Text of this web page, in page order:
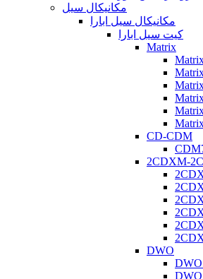
مکانیکال سیل
مکانیکال سیل ابارا
کیت سیل ابارا
Matrix
CD-CDM
2CDXM-
DWO